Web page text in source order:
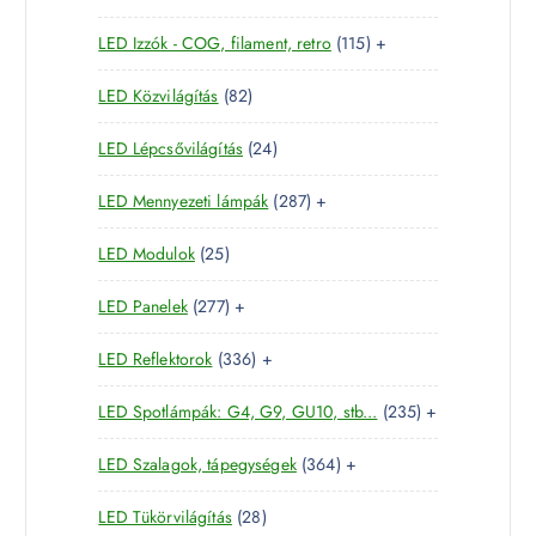
k
m
é
k
e
r
m
é
k
5
7
t
e
r
m
é
k
LED Izzók - COG, filament, retro 1151
1
t
r
é
+
LED Közvilágítás 828
2
t
e
r
m
k
LED Lépcsővilágítás 242
4
t
e
m
k
LED Mennyezeti lámpák 2872
8
t
r
é
k
+
LED Modulok 252
5
t
e
r
m
é
k
LED Panelek 2772
7
7
t
e
r
m
é
k
+
LED Reflektorok 3363
3
6
t
e
r
m
+
LED Spotlámpák: G4, G9, GU10, stb... 2352
3
t
+
LED Szalagok, tápegységek 3643
6
+
LED Tükörvilágítás 282